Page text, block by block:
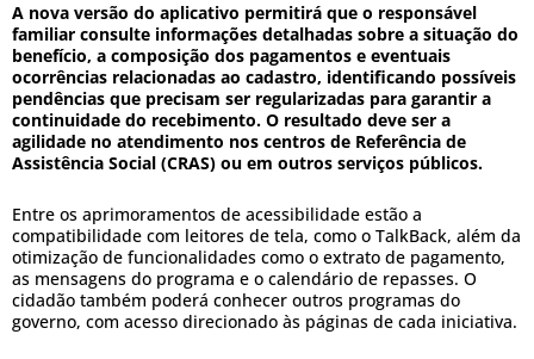
A nova versão do aplicativo permitirá que o responsável
familiar consulte informações detalhadas sobre a situação do
benefício, a composição dos pagamentos e eventuais
ocorrências relacionadas ao cadastro, identificando possíveis
pendências que precisam ser regularizadas para garantir a
continuidade do recebimento. O resultado deve ser a
agilidade no atendimento nos centros de Referência de
Assistência Social (CRAS) ou em outros serviços públicos.
Entre os aprimoramentos de acessibilidade estão a
compatibilidade com leitores de tela, como o TalkBack, além da
otimização de funcionalidades como o extrato de pagamento,
as mensagens do programa e o calendário de repasses. O
cidadão também poderá conhecer outros programas do
governo, com acesso direcionado às páginas de cada iniciativa.